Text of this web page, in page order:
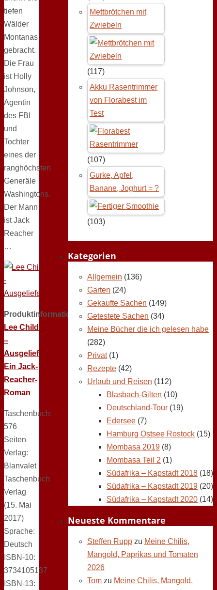
tiefen
Wälder
Montanas
gebracht.
Die Frau
ist Holly
Johnson,
Agentin
des FBI
und
Tochter
eines der
ranghöchsten
Generäle
Washingtons.
Der Mann
ist Jack
Reacher
…
Produktinformation:
Lee Child
–
Ausgeliefert:
Ein Jack-
Reacher-
Roman
Taschenbuch:
576
Seiten
Verlag:
Blanvalet
Taschenbuch
Verlag
(15. Mai
2017)
Sprache:
Deutsch
ISBN-10:
3734105137
ISBN-13:
Mettbrötchen mit
Zwiebeln
(117)
Akku Rasentrimmer
von Florabest im
Test
(107)
Gurke, Apfel,
Banane, Joghurt = ?
(103)
Kategorien
Allgemein (136)
Garten (24)
Gekaufte Sachen (149)
Getestete Sachen (34)
Meine Bücher die ich gelesen habe
(282)
Privat(1)
Rezepte (42)
Urlaub und Reisen (112)
Blasbach-Gilten (10)
Deutschland-Tour (19)
Edersee (7)
Hamburg Ostsee Rostock (15)
Mombasa 2019 (8)
Mombasa Teil 2 (1)
Südafrika – Kapstadt 2018 (18)
Südafrika – Kapstadt 2019 (20)
Südafrika – Kapstadt 2020 (14)
Neueste Kommentare
Steffen Rupp zu Meine Chilis,
Mangold, Paprikas und Tomaten
2026
Tom zu Meine Chilis, Mangold,